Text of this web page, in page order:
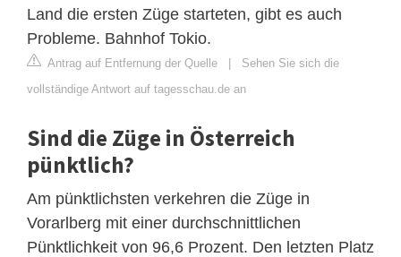
Land die ersten Züge starteten, gibt es auch
Probleme. Bahnhof Tokio.
Antrag auf Entfernung der Quelle | Sehen Sie sich die
vollständige Antwort auf tagesschau.de an
Sind die Züge in Österreich
pünktlich?
Am pünktlichsten verkehren die Züge in
Vorarlberg mit einer durchschnittlichen
Pünktlichkeit von 96,6 Prozent. Den letzten Platz